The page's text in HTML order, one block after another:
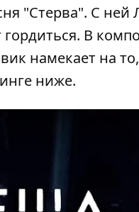
"Стерва". С ней
В
намекает на
ниже.